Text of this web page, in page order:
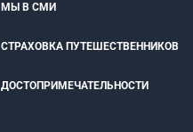
МЫ В СМИ
СТРАХОВКА ПУТЕШЕСТВЕННИКОВ
ДОСТОПРИМЕЧАТЕЛЬНОСТИ